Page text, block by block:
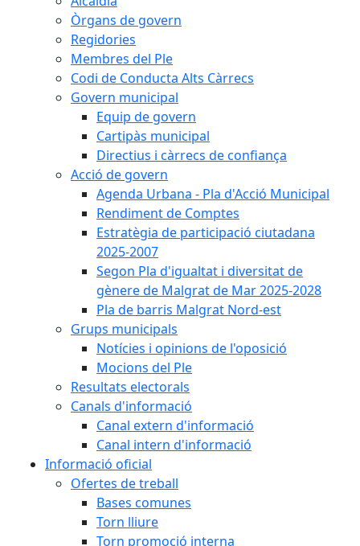
Òrgans de govern
Regidories
Membres del Ple
Codi de Conducta Alts Càrrecs
Govern municipal
Equip de govern
Cartipàs municipal
Directius i càrrecs de confiança
Acció de govern
Agenda Urbana - Pla d'Acció Municipal
Rendiment de Comptes
Estratègia de participació ciutadana
2025-2007
Segon Pla d'igualtat i diversitat de
gènere de Malgrat de Mar 2025-2028
Pla de barris Malgrat Nord-est
Grups municipals
Notícies i opinions de l'oposició
Mocions del Ple
Resultats electorals
Canals d'informació
Canal extern d'informació
Canal intern d'informació
Informació oficial
Ofertes de treball
Bases comunes
Torn lliure
Torn promoció interna